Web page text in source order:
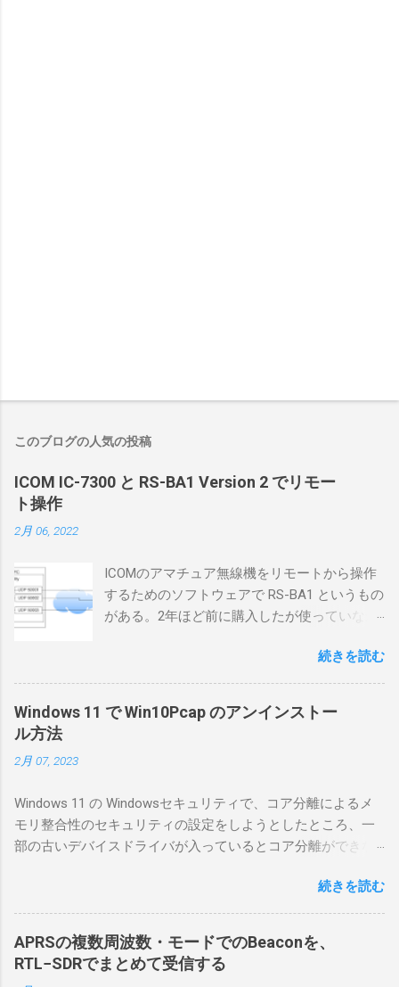
このブログの人気の投稿
ICOM IC-7300 と RS-BA1 Version 2 でリモー
ト操作
2月 06, 2022
ICOMのアマチュア無線機をリモートから操作
するためのソフトウェアで RS-BA1 というもの
がある。2年ほど前に購入したが使っていなか
としているので、リモートから操作できる無
線局構築のために、真面目に使ってみること
くだろうと思ったのだが、ちっともそんなに
合は、下記のこれらものが必要である ICOMの
無線機。 今回は私が持っているIC-7300を使
う。 無線機側(サーバ側) のWindows PC。 今
を入れて使っている。 TPMとか入っているの
でBitLockerのDisk暗号化もでき、遠隔地で盗難
にあってもデータ流出の危険性が少ないかな
と思って。 操作側 (クライアント側) の
続きを読む
Windows 11 で Win10Pcap のアンインストー
ル方法
2月 07, 2023
Windows 11 の Windowsセキュリティで、コア分離によるメ
モリ整合性のセキュリティの設定をしようとしたところ、一
部の古いデバイスドライバが入っているとコア分離ができな
で利用する Win10Pcap.sys が入っているためにコア分離がで
きないとエラーが出ておりました。 アンインストールのプロ
グラムなどを走らせてもアンインストールできなかったの
で、どのように実行すればよいのか調べながら実施しまし
た。結論としては pnputil というコマンドを用いればよかった
続きを読む
APRSの複数周波数・モードでのBeaconを、
RTL−SDRでまとめて受信する